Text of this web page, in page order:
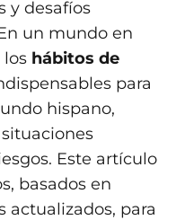
y desafíos
un mundo en
hábitos de
para
hispano,
Este artículo
basados en
actualizados, para